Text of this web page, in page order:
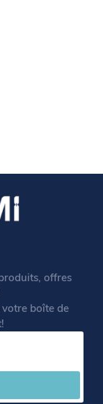
offres
boîte de